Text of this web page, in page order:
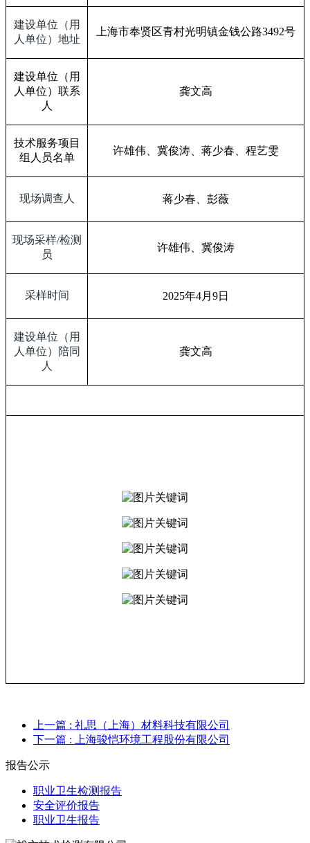
建设单位（用
人单位）地址
上海市奉贤区青村光明镇金钱公路3492号
建设单位（用
人单位）联系
人
龚文高
技术服务项目
组人员名单
许雄伟、冀俊涛、蒋少春、程艺雯
现场调查人 蒋少春、彭薇
现场采样/检测
员
许雄伟、冀俊涛
采样时间 2025年4月 9日
建设单位（用
人单位）陪同
人
龚文高
上一篇 : 礼思（上海）材料科技有限公司
下一篇 : 上海骏恺环境工程股份有限公司
报告公示
职业卫生检测报告
安全评价报告
职业卫生报告